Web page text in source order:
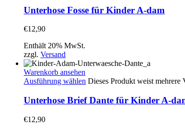
Unterhose Fosse für Kinder A-dam
€12,90
Enthält 20% MwSt.
zzgl. Versand
Warenkorb ansehen
Ausführung wählen Dieses Produkt weist
Unterhose Brief Dante für Kinder A-
€12,90